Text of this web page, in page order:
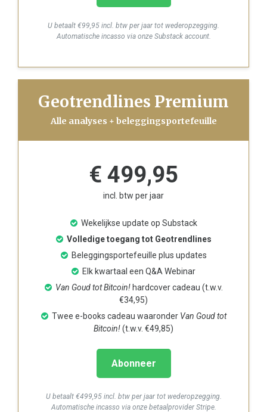
U betaalt €99,95 incl. btw per jaar tot wederopzegging.
Automatische incasso via onze Substack account.
Geotrendlines Premium
Alle analyses + beleggingsportefeuille
€ 499,95
incl. btw per jaar
Wekelijkse update op Substack
Volledige toegang tot Geotrendlines
Beleggingsportefeuille plus updates
Elk kwartaal een Q&A Webinar
Van Goud tot Bitcoin!hardcover cadeau (t.w.v.
€34,95)
Twee e-books cadeau waaronder Van Goud tot
Bitcoin!(t.w.v. €49,85)
Abonneer
U betaalt €499,95 incl. btw per jaar tot wederopzegging.
Automatische incasso via onze betaalprovider Stripe.